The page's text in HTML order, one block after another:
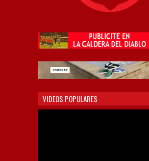
VIDEOS POPULARES